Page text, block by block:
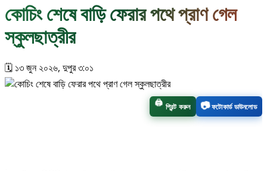
কোচিং শেষে বাড়ি ফেরার পথে প্রাণ গেল
স্কুলছাত্রীর
🗓️ ১৩ জুন ২০২৬, দুপুর ৩:০১
🖨️ প্রিন্ট করুন 📷ফটোকার্ড ডাউনলোড